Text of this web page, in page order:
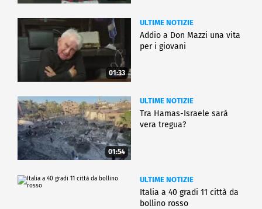
01:33
ULTIME NOTIZIE
Addio a Don Mazzi una vita
per i giovani
01:54
ULTIME NOTIZIE
Tra Hamas-Israele sarà
vera tregua?
ULTIME NOTIZIE
Italia a 40 gradi 11 città da
bollino rosso